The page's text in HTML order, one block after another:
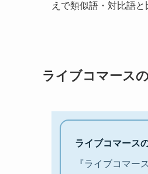
えで類似語・対比語
ライブコマース
ライブコマース
『ライブコマー